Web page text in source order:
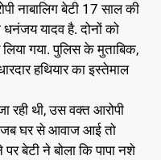
नाबालिग बेटी 17 साल की
यादव है. दोनों को
गया. पुलिस के मुताबिक,
हथियार का इस्तेमाल
रही थी, उस वक्त आरोपी
जब घर से आवाज आई तो
बेटी ने बोला कि पापा नशे